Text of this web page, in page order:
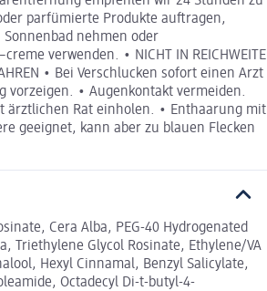
parfümierte Produkte auftragen,
nehmen oder
verwenden. • NICHT IN REICHWEITE
• Bei Verschlucken sofort einen Arzt
vorzeigen. • Augenkontakt vermeiden.
ärztlichen Rat einholen. • Enthaarung mit
geeignet, kann aber zu blauen Flecken
Cera Alba, PEG-40 Hydrogenated
Triethylene Glycol Rosinate, Ethylene/VA
Hexyl Cinnamal, Benzyl Salicylate,
Octadecyl Di-t-butyl-4-